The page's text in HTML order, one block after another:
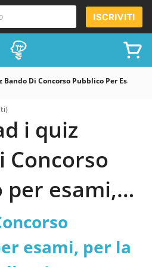
ISCRIVITI
Bando Di Concorso Pubblico Per Esami
i quiz
Concorso
per esami,
di n.
tempo
esami, per la